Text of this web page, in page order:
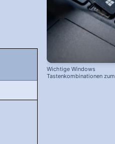
Wichtige Windows
Tastenkombinationen zum